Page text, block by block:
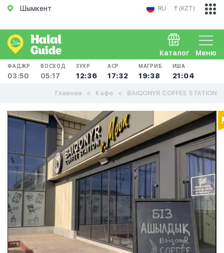
Шымкент RU ₸ (KZT)
Меню
Каталог
ФАДЖР
03:50
ВОСХОД
05:17
ЗУХР
12:36
АСР
17:32
МАГРИБ
19:38
ИША
21:04
Главная Кафе BAIQONYR COFFEE STATION